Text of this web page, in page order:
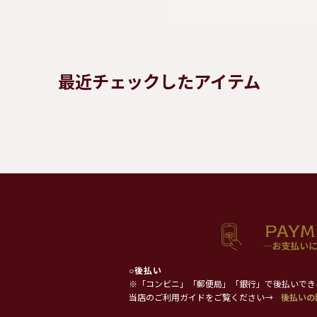
最近チェックしたアイテム
○後払い
※「コンビニ」「郵便局」「銀行」で後払いで
当店のご利用ガイドをご覧ください→
後払いの